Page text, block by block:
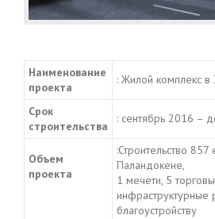
Наименование
проекта
: Жилой комплекс в
Срок
строительства
: сентябрь 2016 –
Объем
проекта
:Строительство
Паландокене,
1 мечети, 5
инфраструктурные
благоустройству